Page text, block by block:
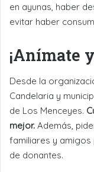
en ayunas, haber
evitar haber
¡Anímate
Desde la
Candelaria y
de Los Menceyes.
mejor. Además,
familiares y
de donantes.